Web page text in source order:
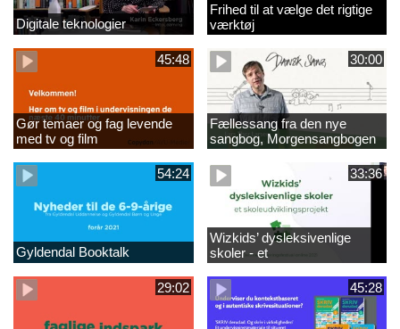
Digitale teknologier
Frihed til at vælge det rigtige
værktøj
45:48
Gør temaer og fag levende
med tv og film
30:00
Fællessang fra den nye
sangbog, Morgensangbogen
(2)
54:24
Gyldendal Booktalk
33:36
Wizkids’ dysleksivenlige
skoler - et
skoleudviklingsprojekt - ny
29:02
45:28